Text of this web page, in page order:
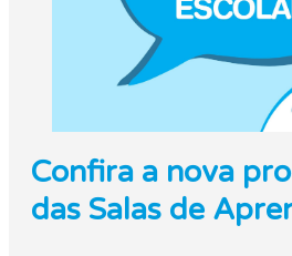
Confira a nova
das Salas de